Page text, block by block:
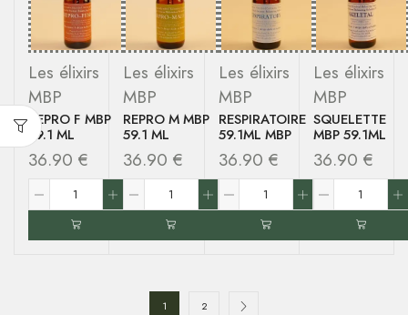
Les élixirs
MBP
REPRO F MBP
59.1 ML
36.90 €
Les élixirs
MBP
REPRO M MBP
59.1 ML
36.90€
Les élixirs
MBP
RESPIRATOIRE
59.1ML MBP
36.90 €
Les élixirs
MBP
SQUELETTE
MBP 59.1ML
36.90 €
1 2